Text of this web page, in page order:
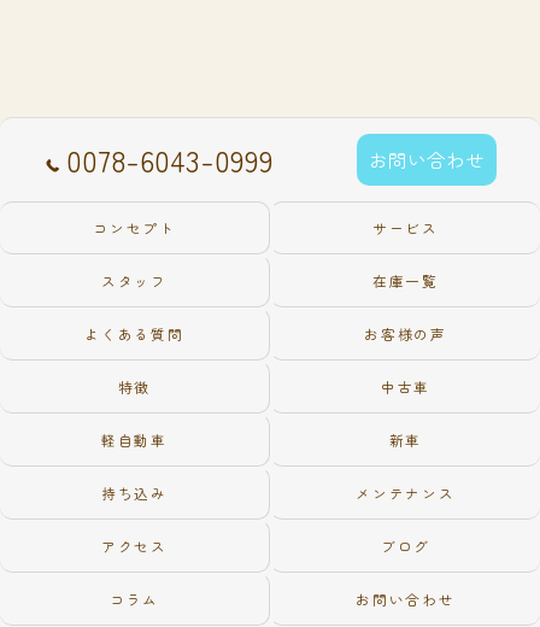
0078-6043-0999 お問い合わせ
コンセプト サービス
スタッフ 在庫一覧
よくある質問 お客様の声
特徴 中古車
軽自動車 新車
持ち込み メンテナンス
アクセス ブログ
コラム お問い合わせ